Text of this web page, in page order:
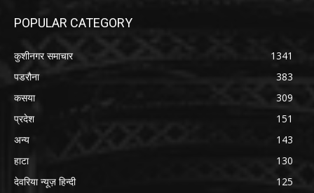
POPULAR CATEGORY
कुशीनगर समाचार
1341
पडरौना
383
कसया
309
प्रदेश
151
अन्य
143
हाटा
130
देवरिया न्यूज़ हिन्दी
125